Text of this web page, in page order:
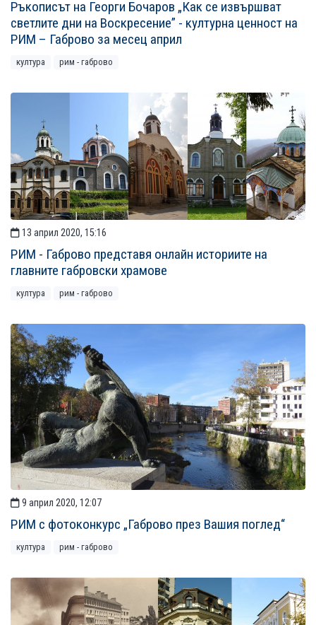
Ръкописът на Георги Бочаров „Как се извършват
светлите дни на Воскресение” - културна ценност на
РИМ – Габрово за месец април
култура рим - габрово
13 април 2020, 15:16
РИМ - Габрово представя онлайн историите на
главните габровски храмове
култура рим - габрово
9 април 2020, 12:07
РИМ с фотоконкурс „Габрово през Вашия поглед“
култура рим - габрово